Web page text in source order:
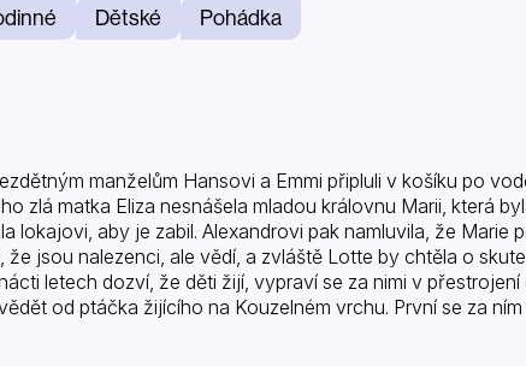
Dětské Pohádka
manželům Hansovi a Emmi připluli v košíku po
zlá matka Eliza nesnášela mladou královnu Marii, která
lokajovi, aby je zabil. Alexandrovi pak namluvila, že Marie
jsou nalezenci, ale vědí, a zvláště Lotte by chtěla o
letech dozví, že děti žijí, vypraví se za nimi v přestrojení
od ptáčka žijícího na Kouzelném vrchu. První se za